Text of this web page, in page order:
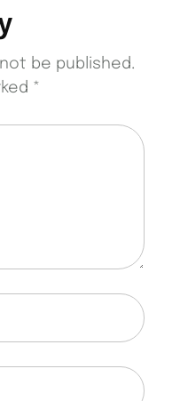
be published.
*